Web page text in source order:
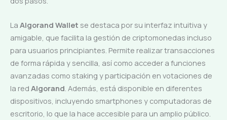
La Algorand Wallet se destaca por su interfaz intuitiva y
amigable, que facilita la gestión de criptomonedas incluso
para usuarios principiantes. Permite realizar transacciones
de forma rápida y sencilla, así como acceder a funciones
avanzadas como staking y participación en votaciones de
la red Algorand . Además, está disponible en diferentes
dispositivos, incluyendo smartphones y computadoras de
escritorio, lo que la hace accesible para un amplio público.